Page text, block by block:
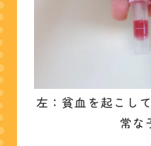
左：貧血を起こし
常な